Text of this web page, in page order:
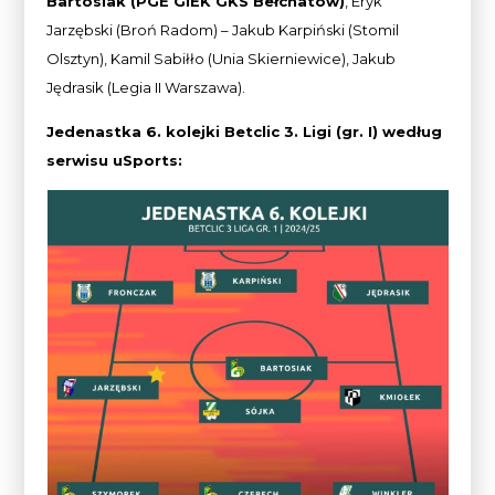
Jarzębski (Broń Radom) – Jakub Karpiński (Stomil
Olsztyn), Kamil Sabiłło (Unia Skierniewice), Jakub
Jędrasik (Legia II Warszawa).
Jedenastka 6. kolejki Betclic 3. Ligi (gr. I) według
serwisu uSports: